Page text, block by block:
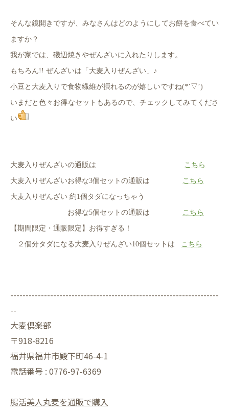
そんな鏡開きですが、みなさんはどのようにしてお餅を食べてい
ますか？
我が家では、磯辺焼きやぜんざいに入れたりします。
もちろん!! ぜんざいは「大麦入りぜんざい」♪
小豆と大麦入りで食物繊維が摂れるのが嬉しいですね(*’▽’)
いまだと色々お得なセットもあるので、チェックしてみてくださ
い
大麦入りぜんざいの通販は こちら
大麦入りぜんざいお得な3個セットの通販は こちら
大麦入りぜんざい 約1個タダになっちゃう
お得な5個セットの通販は こちら
【期間限定・通販限定】お得すぎる！
２個分タダになる大麦入りぜんざい10個セットは こちら
--------------------------------------------------------------------
--
大麦倶楽部
〒918-8216
福井県福井市殿下町46-4-1
電話番号 : 0776-97-6369
腸活美人丸麦を通販で購入